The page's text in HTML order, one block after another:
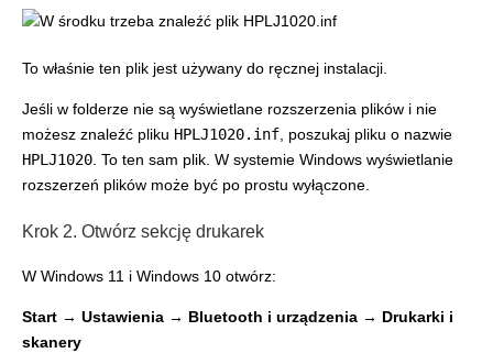
To właśnie ten plik jest używany do ręcznej instalacji.
Jeśli w folderze nie są wyświetlane rozszerzenia plików i nie
możesz znaleźć pliku HPLJ1020.inf, poszukaj pliku o nazwie
HPLJ1020. To ten sam plik. W systemie Windows wyświetlanie
rozszerzeń plików może być po prostu wyłączone.
Krok 2. Otwórz sekcję drukarek
W Windows 11 i Windows 10 otwórz:
Start → Ustawienia → Bluetooth i urządzenia → Drukarki i
skanery